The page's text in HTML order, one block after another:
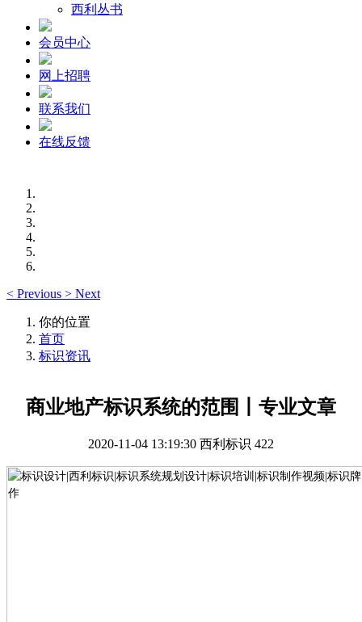
西利丛书
会员中心
网上招聘
联系我们
在线反馈
< Previous > Next
你的位置
首页
标识资讯
商业地产标识系统的范围丨专业文章
2020-11-04 13:19:30 西利标识 422